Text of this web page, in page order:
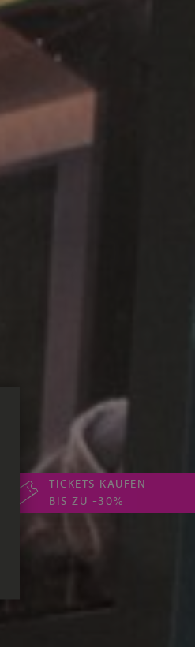
TICKETS KAUFEN
BIS ZU -30%